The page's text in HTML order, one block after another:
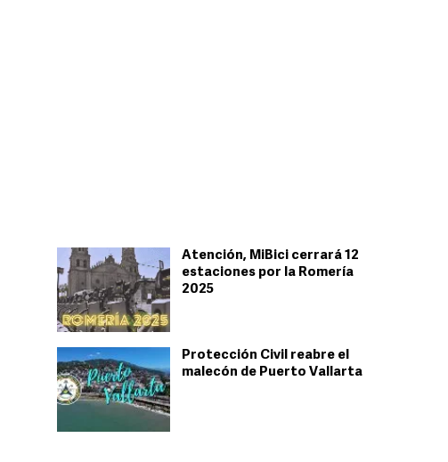
Atención, MiBici cerrará 12
estaciones por la Romería
2025
Protección Civil reabre el
malecón de Puerto Vallarta